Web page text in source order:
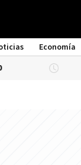
Economía
DÓLAR